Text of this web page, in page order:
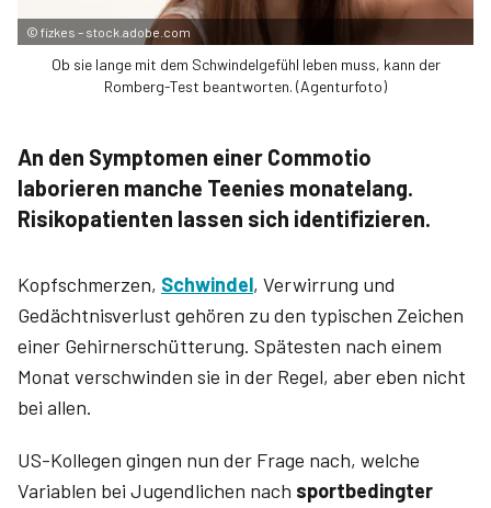
© fizkes – stock.adobe.com
Ob sie lange mit dem Schwindelgefühl leben muss, kann der
Romberg-Test beantworten. (Agenturfoto)
An den Symptomen einer Commotio
laborieren manche Teenies monatelang.
Risikopatienten lassen sich identifizieren.
Kopfschmerzen, Schwindel, Verwirrung und
Gedächtnisverlust gehören zu den typischen Zeichen
einer Gehirnerschütterung. Spätesten nach einem
Monat verschwinden sie in der Regel, aber eben nicht
bei allen.
US-Kollegen gingen nun der Frage nach, welche
Variablen bei Jugendlichen nach sportbedingter